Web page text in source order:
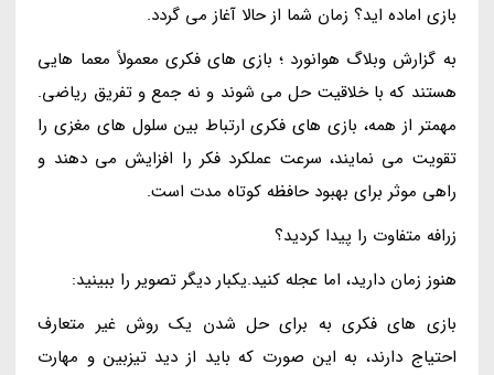
بازی اماده اید؟ زمان شما از حالا آغاز می گردد.
به گزارش وبلاگ هوانورد ؛ بازی های فکری معمولاً معما هایی
هستند که با خلاقیت حل می شوند و نه جمع و تفریق ریاضی.
مهمتر از همه، بازی های فکری ارتباط بین سلول های مغزی را
تقویت می نمایند، سرعت عملکرد فکر را افزایش می دهند و
راهی موثر برای بهبود حافظه کوتاه مدت است.
زرافه متفاوت را پیدا کردید؟
هنوز زمان دارید، اما عجله کنید.یکبار دیگر تصویر را ببینید:
بازی های فکری به برای حل شدن یک روش غیر متعارف
احتیاج دارند، به این صورت که باید از دید تیزبین و مهارت